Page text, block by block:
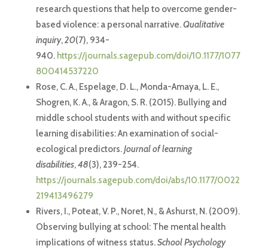
research questions that help to overcome gender-
based violence: a personal narrative.Qualitative
inquiry,20(7), 934-
940. https://journals.sagepub.com/doi/10.1177/1077
800414537220
Rose, C. A., Espelage, D. L., Monda-Amaya, L. E.,
Shogren, K. A., & Aragon, S. R. (2015). Bullying and
middle school students with and without specific
learning disabilities: An examination of social-
ecological predictors.Journal of learning
disabilities,48(3), 239-254.
https://journals.sagepub.com/doi/abs/10.1177/0022
219413496279
Rivers, I., Poteat, V. P., Noret, N., & Ashurst, N. (2009).
Observing bullying at school: The mental health
implications of witness status.School Psychology